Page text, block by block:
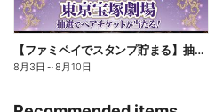
【ファミペイでスタンプ貯まる】抽選でペアチケットが当たる!
8月3日 ～8月10日